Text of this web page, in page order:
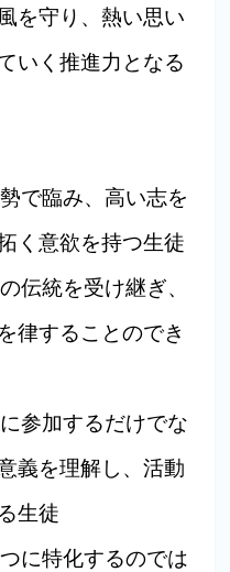
を守り、熱い思い
いく推進力となる
で臨み、高い志を
く意欲を持つ生徒
伝統を受け継ぎ、
律することのでき
参加するだけでな
義を理解し、活動
生徒
に特化するのでは